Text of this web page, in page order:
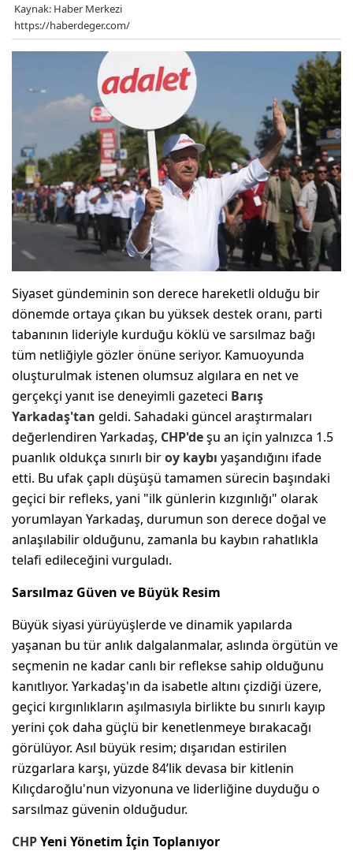
Kaynak: Haber Merkezi
https://haberdeger.com/
Siyaset gündeminin son derece hareketli olduğu bir
dönemde ortaya çıkan bu yüksek destek oranı, parti
tabanının lideriyle kurduğu köklü ve sarsılmaz bağı
tüm netliğiyle gözler önüne seriyor. Kamuoyunda
oluşturulmak istenen olumsuz algılara en net ve
gerçekçi yanıt ise deneyimli gazeteci Barış
Yarkadaş'tan geldi. Sahadaki güncel araştırmaları
değerlendiren Yarkadaş, CHP'deşu an için yalnızca 1.5
puanlık oldukça sınırlı biroy kaybı yaşandığını ifade
etti. Bu ufak çaplı düşüşü tamamen sürecin başındaki
geçici bir refleks, yani "ilk günlerin kızgınlığı" olarak
yorumlayan Yarkadaş, durumun son derece doğal ve
anlaşılabilir olduğunu, zamanla bu kaybın rahatlıkla
telafi edileceğini vurguladı.
Sarsılmaz Güven ve Büyük Resim
Büyük siyasi yürüyüşlerde ve dinamik yapılarda
yaşanan bu tür anlık dalgalanmalar, aslında örgütün ve
seçmenin ne kadar canlı bir reflekse sahip olduğunu
kanıtlıyor. Yarkadaş'ın da isabetle altını çizdiği üzere,
geçici kırgınlıkların aşılmasıyla birlikte bu sınırlı kayıp
yerini çok daha güçlü bir kenetlenmeye bırakacağı
görülüyor. Asıl büyük resim; dışarıdan estirilen
rüzgarlara karşı, yüzde 84’lik devasa bir kitlenin
Kılıçdaroğlu'nun vizyonuna ve liderliğine duyduğu o
sarsılmaz güvenin olduğudur.
CHPYeni Yönetim İçin Toplanıyor